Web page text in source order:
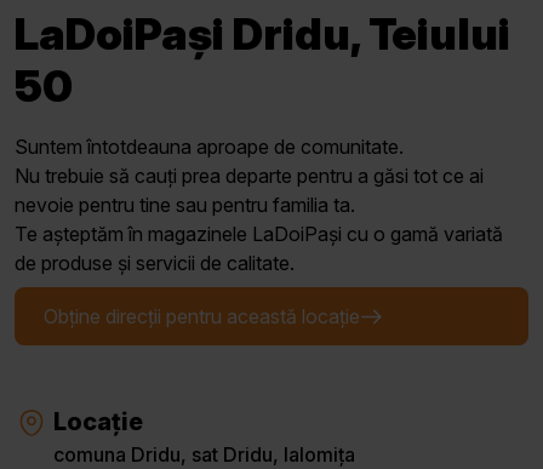
LaDoiPași Dridu, Teiului
50
Suntem întotdeauna aproape de comunitate.
Nu trebuie să cauți prea departe pentru a găsi tot ce ai
nevoie pentru tine sau pentru familia ta.
Te așteptăm în magazinele LaDoiPași cu o gamă variată
de produse și servicii de calitate.
Obține direcții pentru această locație
Locație
comuna Dridu, sat Dridu, Ialomița